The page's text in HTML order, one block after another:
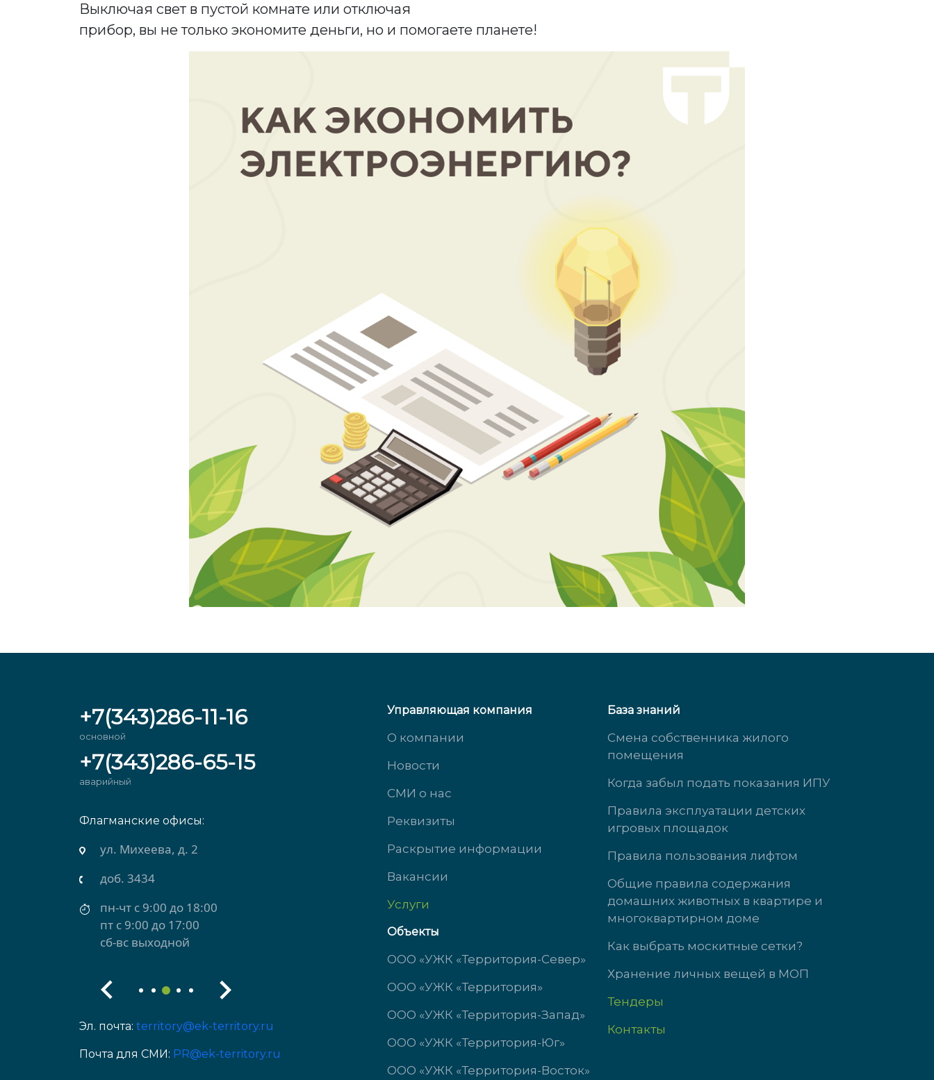
Выключая свет в пустой комнате или отключая
прибор, вы не только экономите деньги, но и помогаете планете!
+7(343)286-11-16
основной
+7(343)286-65-15
аварийный
Флагманские офисы:
ул. Михеева, д. 2
доб. 3434
пн-чт с 9:00 до 18:00
пт с 9:00 до 17:00
сб-вс выходной
ул. Южногорская, д. 11
доб. 3323
пн-чт с 9:00 до 18:00
пт с 9:00 до 17:00
ул. Кузнецова, д. 21
доб. 3737
Пн-Чт: 09:00-18:00
Пт: 09:00-17:00
Сб-Вс выходной
Эл. почта: territory@ek-territory.ru
Почта для СМИ: PR@ek-territory.ru
Управляющая компания
О компании
Новости
СМИ о нас
Реквизиты
Раскрытие информации
Вакансии
Услуги
Объекты
ООО «УЖК «Территория-Север»
ООО «УЖК «Территория»
ООО «УЖК «Территория-Запад»
ООО «УЖК «Территория-Юг»
ООО «УЖК «Территория-Восток»
База знаний
Смена собственника жилого
помещения
Когда забыл подать показания ИПУ
Правила эксплуатации детских
игровых площадок
Правила пользования лифтом
Общие правила содержания
домашних животных в квартире и
многоквартирном доме
Как выбрать москитные сетки?
Хранение личных вещей в МОП
Тендеры
Контакты